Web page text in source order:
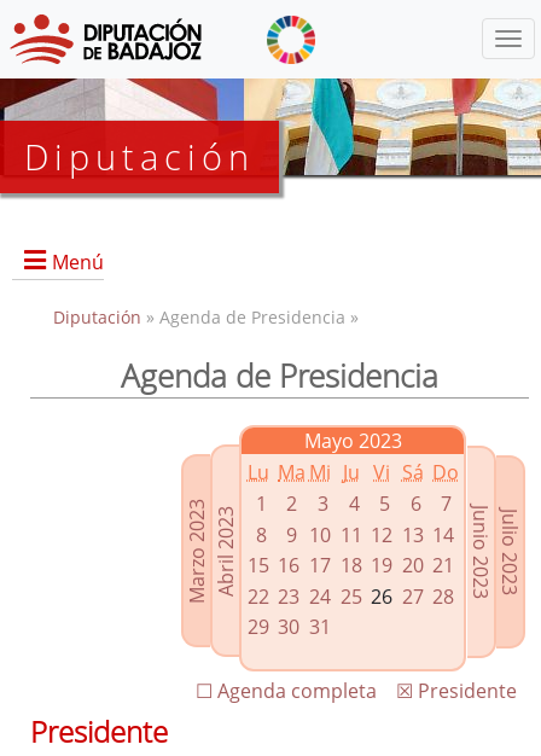
Diputación
Menú
Presidencia
Enlaces relacionados
Agenda de Presidencia
Plenos provinciales y Juntas de gobierno
Oficina de Proyectos Europeos
Diputación » Agenda de Presidencia »
Agenda de Presidencia
Marzo 2023Abril 2023
Mayo 2023
Lu Ma Mi Ju Vi Sá Do
1
2 3 4 5 6
7
8
9 10 11 12 13 14
15 16 17 18 19 20 21
22 23 24 25 26 27 28
29 30 31
Julio 2023
Junio 2023
☒ Presidente
☐ Agenda completa
Presidente